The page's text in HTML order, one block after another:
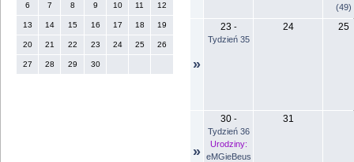
6 7 8 9 10 11 12
13 14 15 16 17 18 19
20 21 22 23 24 25 26
27 28 29 30
(49)
»
23 -
Tydzień 35
24 25
»
30-
Tydzień 36
Urodziny:
eMGieBeus
31